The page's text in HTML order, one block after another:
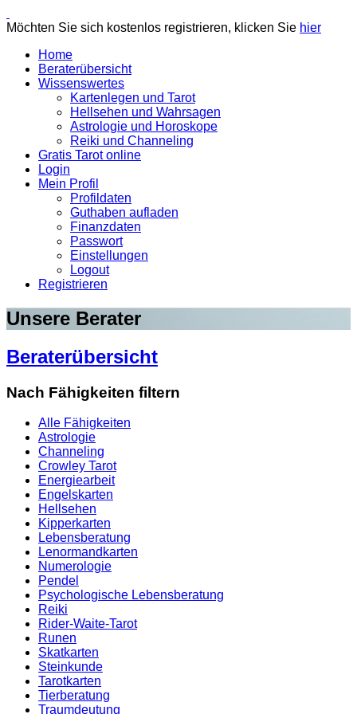
Möchten Sie sich kostenlos registrieren, klicken Sie hier
Home
Beraterübersicht
Wissenswertes
Kartenlegen und Tarot
Hellsehen und Wahrsagen
Astrologie und Horoskope
Reiki und Channeling
Gratis Tarot online
Login
Mein Profil
Profildaten
Guthaben aufladen
Finanzdaten
Passwort
Einstellungen
Logout
Registrieren
Unsere Berater
Beraterübersicht
Nach Fähigkeiten filtern
Alle Fähigkeiten
Astrologie
Channeling
Crowley Tarot
Energiearbeit
Engelskarten
Hellsehen
Kipperkarten
Lebensberatung
Lenormandkarten
Numerologie
Pendel
Psychologische Lebensberatung
Reiki
Rider-Waite-Tarot
Runen
Skatkarten
Steinkunde
Tarotkarten
Tierberatung
Traumdeutung